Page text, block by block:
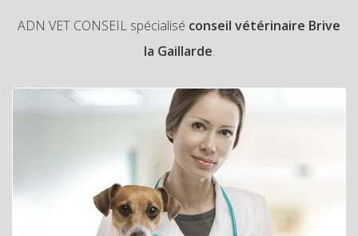
ADN VET CONSEIL spécialisé conseil vétérinaire Brive
la Gaillarde.